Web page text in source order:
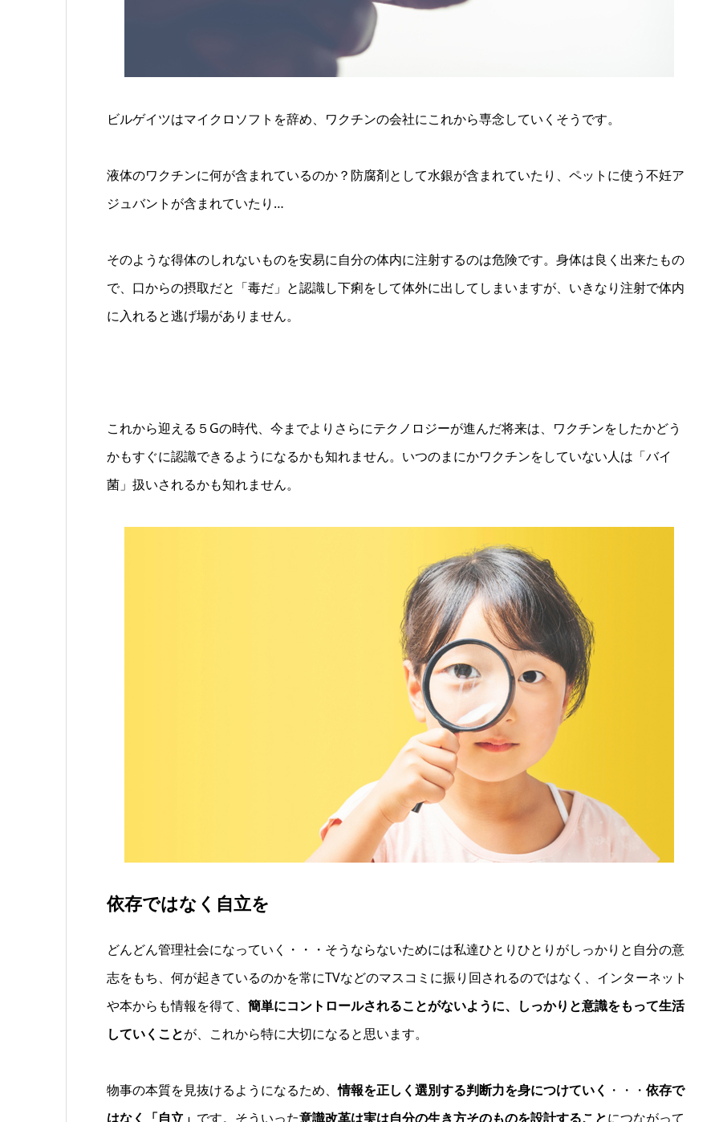
ビルゲイツはマイクロソフトを辞め、ワクチンの会社にこれから専念していくそうです。
液体のワクチンに何が含まれているのか？防腐剤として水銀が含まれていたり、ペットに使う不妊ア
ジュバントが含まれていたり…
そのような得体のしれないものを安易に自分の体内に注射するのは危険です。身体は良く出来たもの
で、口からの摂取だと「毒だ」と認識し下痢をして体外に出してしまいますが、いきなり注射で体内
に入れると逃げ場がありません。
これから迎える５Gの時代、今までよりさらにテクノロジーが進んだ将来は、ワクチンをしたかどう
かもすぐに認識できるようになるかも知れません。いつのまにかワクチンをしていない人は「バイ
菌」扱いされるかも知れません。
依存ではなく自立を
どんどん管理社会になっていく・・・そうならないためには私達ひとりひとりがしっかりと自分の意
志をもち、何が起きているのかを常にTVなどのマスコミに振り回されるのではなく、インターネット
や本からも情報を得て、 簡単にコントロールされることがないように、しっかりと意識をもって生活
していくことが、これから特に大切になると思います。
物事の本質を見抜けるようになるため、情報を正しく選別する判断力を身につけていく ・・・ 依存で
はなく「自立」 です。そういった意識改革は実は自分の生き方そのものを設計することにつながって